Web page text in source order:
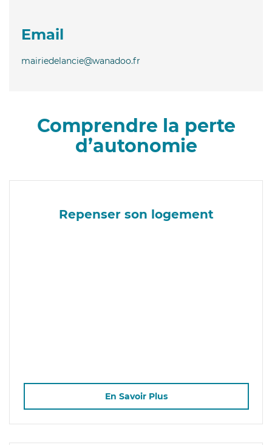
Email
mairiedelancie@wanadoo.fr
Comprendre la perte
d’autonomie
Repenser son logement
En Savoir Plus